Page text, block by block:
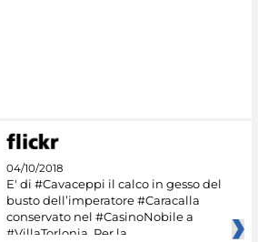
04/10/2018
E' di #Cavaceppi il calco in gesso del
busto dell’imperatore #Caracalla
conservato nel #CasinoNobile a
#VillaTorlonia. Per la